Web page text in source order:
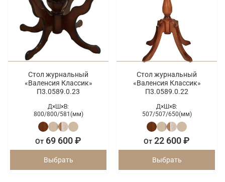
Стол журнальный
«Валенсия Классик»
П3.0589.0.23
Д×Ш×В:
800/800/581(мм)
От 69 600 ₽
Выбрать
Стол журнальный
«Валенсия Классик»
П3.0589.0.22
Д×Ш×В:
507/507/650(мм)
От 22 600 ₽
Выбрать